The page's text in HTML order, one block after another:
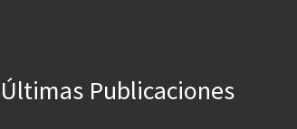
Últimas Publicaciones